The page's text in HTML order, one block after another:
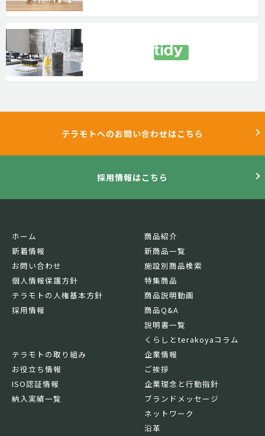
テラモトへのお問い合わせはこちら
採用情報はこちら
ホーム
新着情報
お問い合わせ
個人情報保護方針
テラモトの人権基本方針
採用情報
商品紹介
新商品一覧
施設別商品検索
特集商品
商品説明動画
商品Q&A
説明書一覧
くらしとterakoyaコラム
テラモトの取り組み
お役立ち情報
ISO認証情報
納入実績一覧
企業情報
ご挨拶
企業理念と行動指針
ブランドメッセージ
ネットワーク
沿革